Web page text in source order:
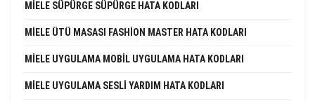
MIELE SÜPÜRGE SÜPÜRGE HATA KODLARI
MIELE ÜTÜ MASASI FASHION MASTER HATA KODLARI
MIELE UYGULAMA MOBIL UYGULAMA HATA KODLARI
MIELE UYGULAMA SESLI YARDIM HATA KODLARI